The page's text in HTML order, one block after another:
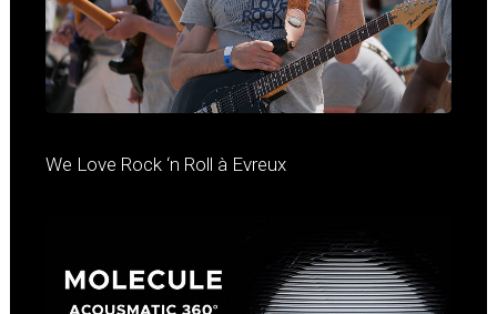
We Love Rock ‘n Roll à Evreux